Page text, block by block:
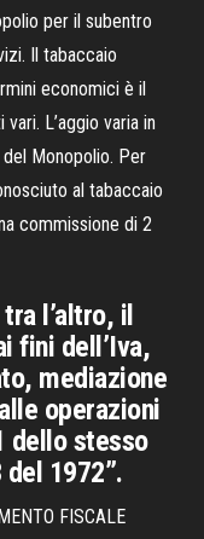
per il subentro
Il tabaccaio
economici è il
L’aggio varia in
Monopolio. Per
al tabaccaio
commissione di 2
l’altro, il
fini dell’Iva,
mediazione
operazioni
dello stesso
del 1972”.
FISCALE